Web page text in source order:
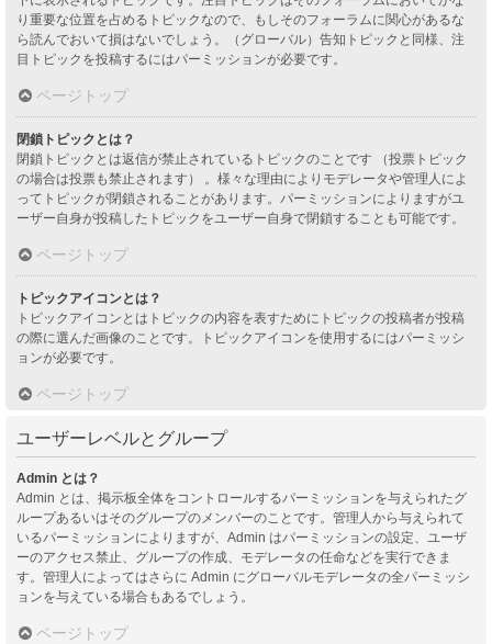
り重要な位置を占めるトピックなので、もしそのフォーラムに関心があるな
ら読んでおいて損はないでしょう。（グローバル）告知トピックと同様、注
目トピックを投稿するにはパーミッションが必要です。
ページトップ
閉鎖トピックとは？
閉鎖トピックとは返信が禁止されているトピックのことです （投票トピック
の場合は投票も禁止されます） 。様々な理由によりモデレータや管理人によ
ってトピックが閉鎖されることがあります。パーミッションによりますがユ
ーザー自身が投稿したトピックをユーザー自身で閉鎖することも可能です。
ページトップ
トピックアイコンとは？
トピックアイコンとはトピックの内容を表すためにトピックの投稿者が投稿
の際に選んだ画像のことです。トピックアイコンを使用するにはパーミッシ
ョンが必要です。
ページトップ
ユーザーレベルとグループ
Admin とは？
Admin とは、掲示板全体をコントロールするパーミッションを与えられたグ
ループあるいはそのグループのメンバーのことです。管理人から与えられて
いるパーミッションによりますが、Admin はパーミッションの設定、ユーザ
ーのアクセス禁止、グループの作成、モデレータの任命などを実行できま
す。管理人によってはさらに Admin にグローバルモデレータの全パーミッシ
ョンを与えている場合もあるでしょう。
ページトップ